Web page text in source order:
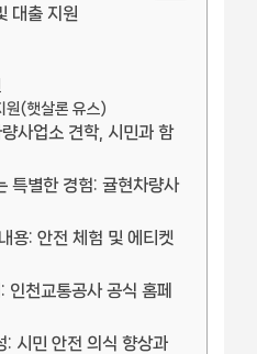
대출 지원
원(햇살론 유스)
사업소 견학, 시민과 함
특별한 경험: 귤현차량사
용: 안전 체험 및 에티켓
인천교통공사 공식 홈페
: 시민 안전 의식 향상과